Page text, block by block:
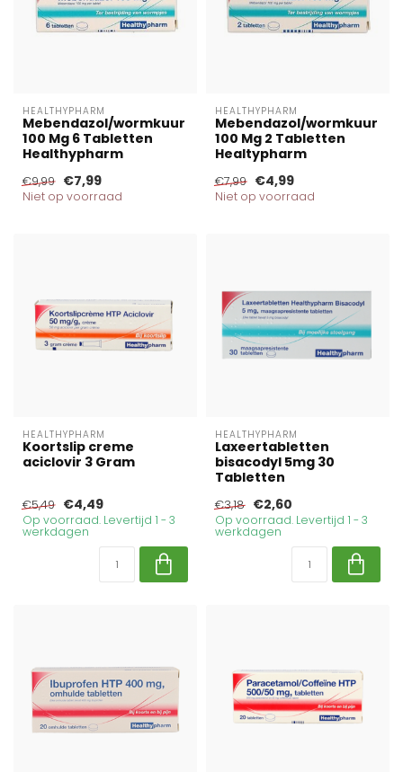
HEALTHYPHARM
Mebendazol/wormkuur
100 Mg 6 Tabletten
Healthypharm
€9,99 €7,99
Niet op voorraad
HEALTHYPHARM
Mebendazol/wormkuur
100 Mg 2 Tabletten
Healtypharm
€7,99 €4,99
Niet op voorraad
HEALTHYPHARM
Koortslip creme
aciclovir 3 Gram
€5,49 €4,49
Op voorraad. Levertijd 1 - 3
werkdagen
HEALTHYPHARM
Laxeertabletten
bisacodyl 5mg 30
Tabletten
€3,18 €2,60
Op voorraad. Levertijd 1 - 3
werkdagen